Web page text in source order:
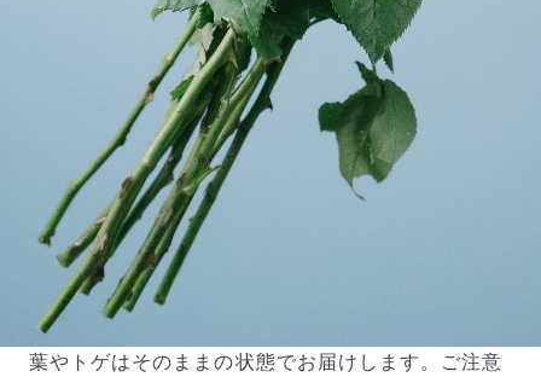
葉やトゲはそのままの状態でお届けします。ご注意